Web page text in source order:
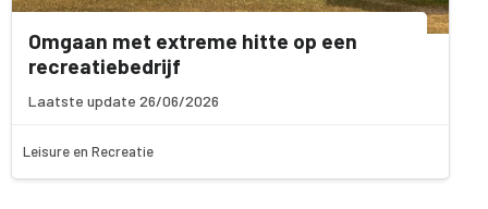
Omgaan met extreme hitte op een
recreatiebedrijf
Laatste update 26/06/2026
Leisure en Recreatie